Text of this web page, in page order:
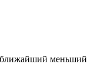
ближайший меньший